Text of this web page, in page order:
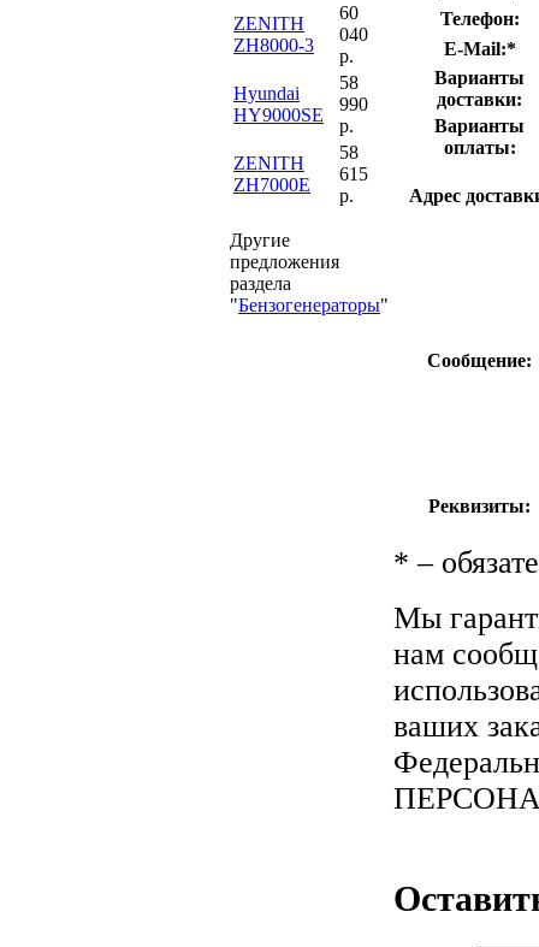
ZENITH
ZH8000-3
60
040
р.
Hyundai
HY9000SE
58
990
р.
ZENITH
ZH7000E
58
615
р.
Другие
предложения
раздела
"Бензогенераторы"
Телефон:
E-Mail:*
Варианты
доставки:
Варианты
оплаты:
Адрес
Сообщение:
Реквизиты:
* –
Мы
нам
ваших